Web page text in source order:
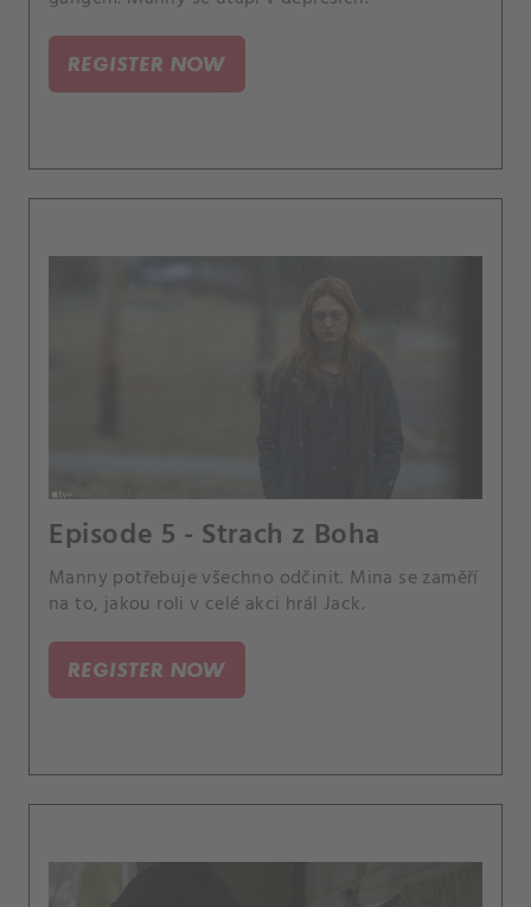
REGISTER NOW
Episode 5 - Strach z Boha
Manny potřebuje všechno odčinit. Mina se zaměří
na to, jakou roli v celé akci hrál Jack.
REGISTER NOW